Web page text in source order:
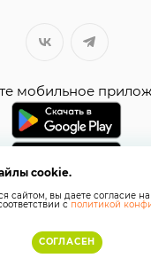
мобильное
© СТИКС.РФКарта сайта
cookie.
сайтом, вы даете согласие
сполитикой
СОГЛАСЕН